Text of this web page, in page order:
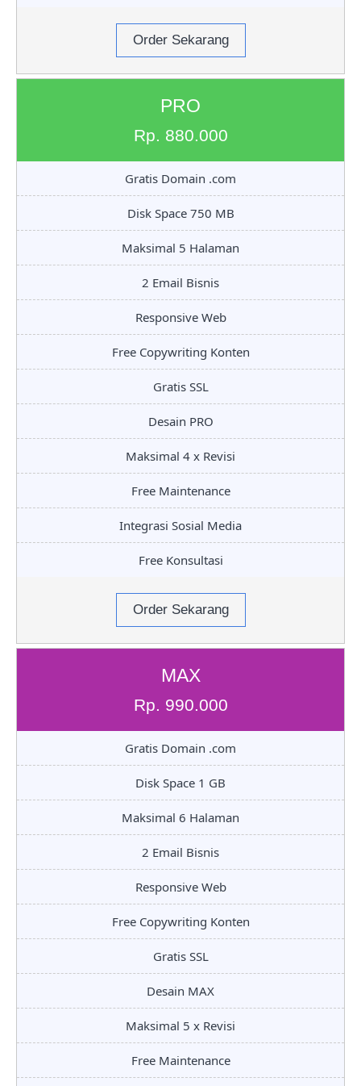
Order Sekarang
PRO
Rp. 880.000
Gratis Domain .com
Disk Space 750 MB
Maksimal 5 Halaman
2 Email Bisnis
Responsive Web
Free Copywriting Konten
Gratis SSL
Desain PRO
Maksimal 4 x Revisi
Free Maintenance
Integrasi Sosial Media
Free Konsultasi
Order Sekarang
MAX
Rp. 990.000
Gratis Domain .com
Disk Space 1 GB
Maksimal 6 Halaman
2 Email Bisnis
Responsive Web
Free Copywriting Konten
Gratis SSL
Desain MAX
Maksimal 5 x Revisi
Free Maintenance